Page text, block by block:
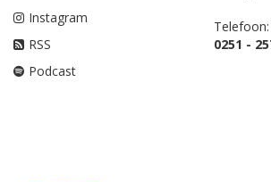
Instagram
RSS
Podcast
Telefoon:
0251 -